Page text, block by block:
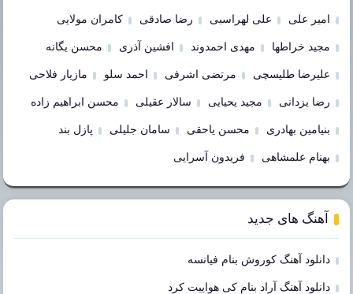
امیر علی علی لهراسبی رضا صادقی کامران مولایی
مجید خراطها مهدی احمدوند افشین آذری محسن یگانه
علیرضا طلیسچی مرتضی اشرفی احمد سلو مازیار فلاحی
رضا یزدانی مجید یحیایی سالار عقیلی محسن ابراهیم زاده
بنیامین بهادری محسن یاحقی سامان جلیلی پازل بند
بهنام علمشاهی فریدون آسرایی
آهنگ های جدید
دانلود آهنگ کوروش بنام فیانسه
دانلود آهنگ آراد بنام کی هواییت کرد